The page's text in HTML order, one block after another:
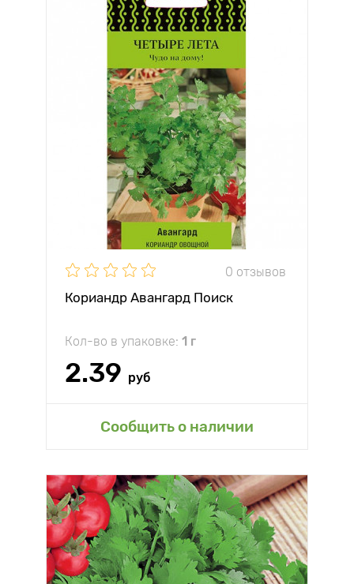
0 отзывов
Кориандр Авангард Поиск
Кол-во в упаковке: 1 г
2.39 руб
Сообщить о наличии